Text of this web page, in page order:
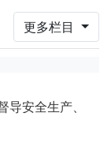
更多栏目
导安全生产、